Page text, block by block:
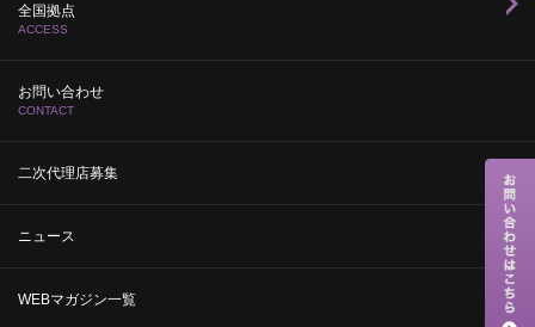
全国拠点
ACCESS
お問い合わせ
CONTACT
二次代理店募集
ニュース
WEBマガジン一覧